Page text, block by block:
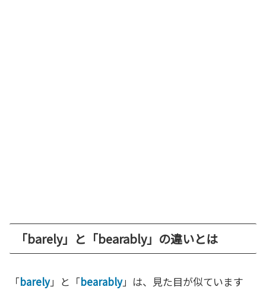
「barely」と「bearably」の違いとは
「barely」と「bearably」は、見た目が似ています